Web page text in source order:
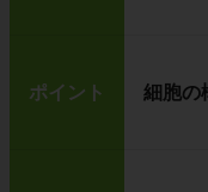
ポイント 細胞の